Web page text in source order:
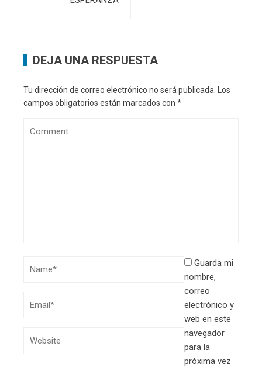
DEJA UNA RESPUESTA
Tu dirección de correo electrónico no será publicada. Los
campos obligatorios están marcados con *
Guarda mi
nombre,
correo
electrónico y
web en este
navegador
para la
próxima vez